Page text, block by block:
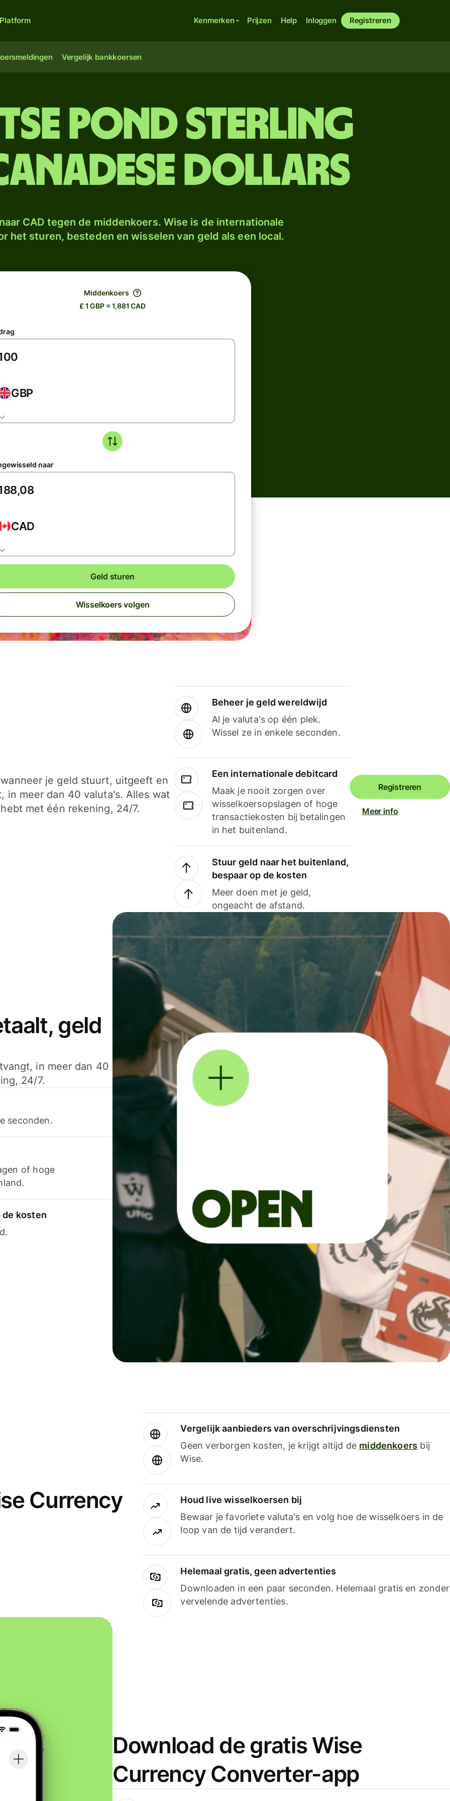
Platform Kenmerken Prijzen Help Inloggen Registreren
Vergelijk bankkoersen
pond sterling
dollars
CAD tegen de middenkoers. Wise is de internationale
het sturen, besteden en wisselen van geld als een local.
Middenkoers
£ 1 GBP = 1,881 CAD
GBP
naar
CAD
Geld sturen
Wisselkoers volgen
je geld stuurt, uitgeeft en
in meer dan 40 valuta's. Alles wat
met één rekening, 24/7.
Beheer je geld wereldwijd
Al je valuta's op één plek.
Wissel ze in enkele seconden.
Een internationale debitcard
Maak je nooit zorgen over
wisselkoersopslagen of hoge
transactiekosten bij betalingen
in het buitenland.
Stuur geld naar het buitenland,
bespaar op de kosten
Meer doen met je geld,
ongeacht de afstand.
Registreren
Meer info
geld
in meer dan 40
24/7.
seconden.
of hoge
de kosten
Currency
Vergelijk aanbieders van overschrijvingsdiensten
Geen verborgen kosten, je krijgt altijd de middenkoers bij
Wise.
Houd live wisselkoersen bij
Bewaar je favoriete valuta's en volg hoe de wisselkoers in de
loop van de tijd verandert.
Helemaal gratis, geen advertenties
Downloaden in een paar seconden. Helemaal gratis en zonder
vervelende advertenties.
Download de gratis Wise
Currency Converter-app